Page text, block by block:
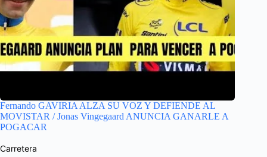
Fernando GAVIRIA ALZA SU VOZ Y DEFIENDE AL
MOVISTAR / Jonas Vingegaard ANUNCIA GANARLE A
POGACAR
Carretera